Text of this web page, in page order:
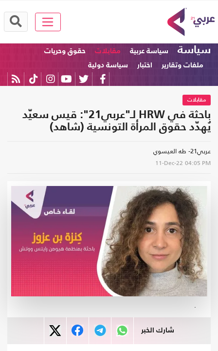
سياسة سياسة عربية مقابلات
حقوق وحريات
ملفات وتقارير
اختبار سياسة دولية
مقابلات
باحثة في HRW لـ"عربي21": قيس سعيّد
يُهدّد حقوق المرأة التونسية (شاهد)
عربي21- طه العيسوي
11-Dec-22 04:05 PM
.
شارك الخبر